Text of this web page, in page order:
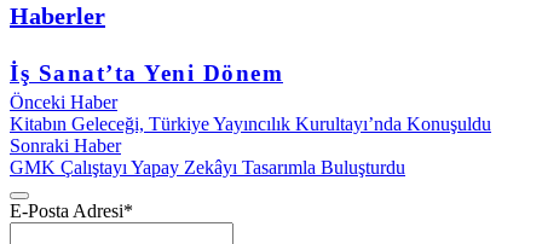
Haberler
İş Sanat’ta Yeni Dönem
Önceki Haber
Kitabın Geleceği, Türkiye Yayıncılık Kurultayı’nda Konuşuldu
Sonraki Haber
GMK Çalıştayı Yapay Zekâyı Tasarımla Buluşturdu
E-Posta Adresi*